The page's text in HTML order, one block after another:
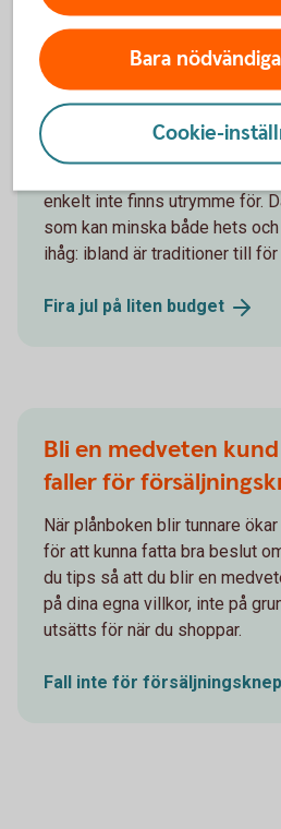
Andra läser också
Fira jul på liten
enkelt inte finns utrymme för.
som kan minska både hets
ihåg: ibland är traditioner till
Fira jul på liten budget
Bli en medveten
faller för
När plånboken blir tunnare
för att kunna fatta bra beslut
du tips så att du blir en
på dina egna villkor, inte på
utsätts för när du shoppar.
Fall inte för försäljningsknep
Bara
Cookie-